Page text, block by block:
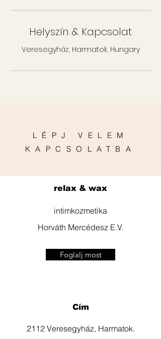
Helyszín & Kapcsolat
Veresegyház, Harmatok, Hungary
LÉPJ VELEM
KAPCSOLATBA
relax & wax
intimkozmetika
Horváth Mercédesz E.V.
Foglalj most
Cím
2112 Veresegyház, Harmatok.